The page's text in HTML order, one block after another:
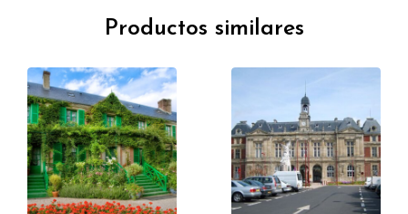
Productos similares